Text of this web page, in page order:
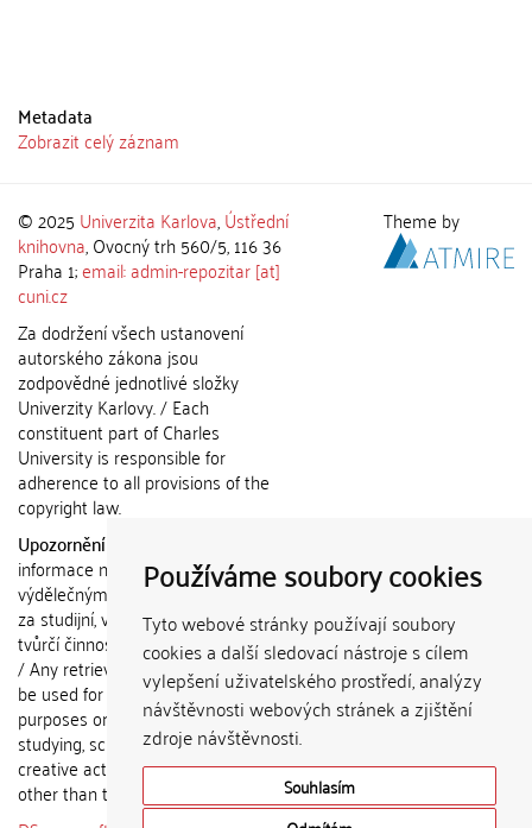
Používáme soubory cookies
Tyto webové stránky používají soubory
cookies a další sledovací nástroje s cílem
vylepšení uživatelského prostředí, analýzy
návštěvnosti webových stránek a zjištění
zdroje návštěvnosti.
Souhlasím
Metadata
Zobrazit celý záznam
© 2025 Univerzita Karlova,Ústřední
knihovna, Ovocný trh 560/5, 116 36
Praha 1;email: admin-repozitar [at]
cuni.cz
Za dodržení všech ustanovení
autorského zákona jsou
zodpovědné jednotlivé složky
Univerzity Karlovy. / Each
constituent part of Charles
University is responsible for
adherence to all provisions of the
copyright law.
Upozornění / Notice:
informace nemohou být použity k
výdělečným účelům nebo vydávány
za studijní, vědeckou nebo jinou
tvůrčí činnost jiné osoby než autora.
/ Any retrieved information shall not
be used for any commercial
purposes or claimed as results of
studying, scientific or any other
creative activities of any person
other than the author.
Theme by